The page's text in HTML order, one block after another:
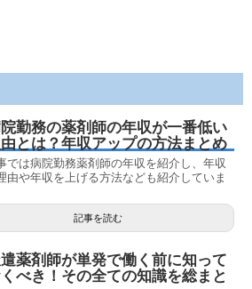
勤務の薬剤師の年収が一番低い
とは？年収アップの方法まとめ
では病院勤務薬剤師の年収を紹介し、年収
由や年収を上げる方法なども紹介していま
記事を読む
薬剤師が単発で働く前に知って
べき！その全ての知識を総まと